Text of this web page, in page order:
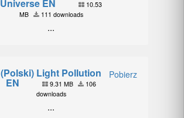
Universe EN
10.53
MB
111 downloads
...
Pobierz
(Polski) Light Pollution
EN 9.31 MB
106
downloads
...